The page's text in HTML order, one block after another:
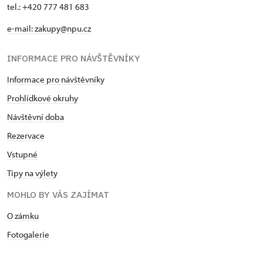
tel.: +420 777 481 683
e-mail: zakupy@npu.cz
INFORMACE PRO NÁVŠTĚVNÍKY
Informace pro návštěvníky
Prohlídkové okruhy
Návštěvní doba
Rezervace
Vstupné
Tipy na výlety
MOHLO BY VÁS ZAJÍMAT
O zámku
Fotogalerie